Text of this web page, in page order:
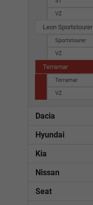
VZ
Leon Sportstourer
Sportstourer
VZ
Terramar
Terramar
VZ
Dacia
Hyundai
Kia
Nissan
Seat